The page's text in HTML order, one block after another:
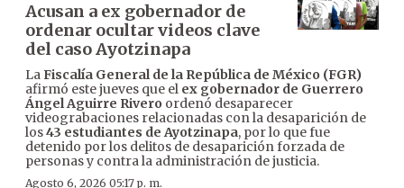
Acusan a ex gobernador de
ordenar ocultar videos clave
del caso Ayotzinapa
LaFiscalía General de la República de México (FGR)
afirmó este jueves que el ex gobernador de Guerrero
Ángel Aguirre Rivero ordenó desaparecer
videograbaciones relacionadas con la desaparición de
los43 estudiantes de Ayotzinapa, por lo que fue
detenido por los delitos de desaparición forzada de
personas y contra la administración de justicia.
Agosto 6, 2026 05:17 p. m.